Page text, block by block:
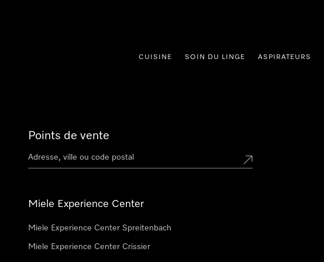
CUISINE SOIN DU LINGE ASPIRATEURS
Points de vente
Miele Experience Center
Miele Experience Center Spreitenbach
Miele Experience Center Crissier